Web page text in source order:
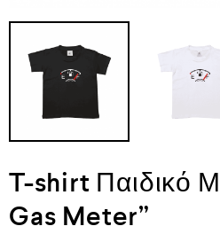
T-shirt Παιδικό
Gas Meter”